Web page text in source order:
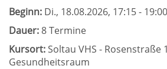
Beginn: Di., 18.08.2026, 17:15 -
Dauer:8 Termine
Kursort:Soltau VHS - Rosenstraße
Gesundheitsraum